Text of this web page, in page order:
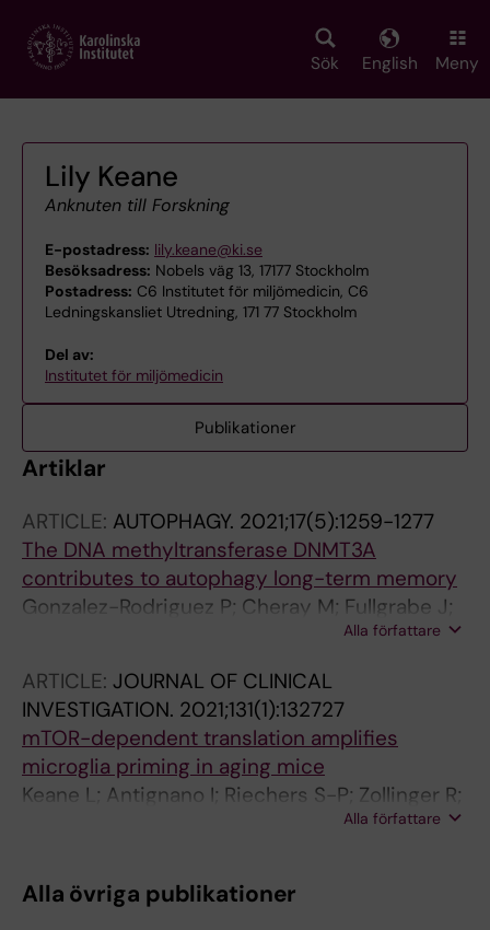
main
Sök English Meny
Lily Keane
Anknuten till Forskning
E-postadress: lily.keane@ki.se
Besöksadress: Nobels väg 13, 17177 Stockholm
Postadress: C6 Institutet för miljömedicin, C6
Ledningskansliet Utredning, 171 77 Stockholm
Del av:
Institutet för miljömedicin
Publikationer
Artiklar
ARTICLE: AUTOPHAGY. 2021;17(5):1259-1277
The DNA methyltransferase DNMT3A
contributes to autophagy long-term memory
Gonzalez-Rodriguez P; Cheray M; Fullgrabe J;
Salli M; Engskog-Vlachos P; Keane L; Cunha V;
Joseph B
Alla författare
ARTICLE: JOURNAL OF CLINICAL
INVESTIGATION. 2021;131(1):132727
mTOR-dependent translation amplifies
microglia priming in aging mice
Keane L; Antignano I; Riechers S-P; Zollinger R;
Dumas AA; Offermann N; Bernis ME; Russ J;
Nagano A; Wang J; Chelala C; Biederbick Y;
Halle A; Salomoni P; Heneka MT; Capasso M
Alla författare
Alla övriga publikationer